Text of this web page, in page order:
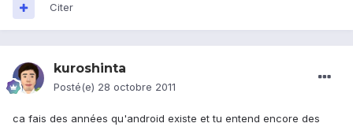
Citer
kuroshinta
Posté(e) 28 octobre 2011
ca fais des années qu'android existe et tu entend encore des